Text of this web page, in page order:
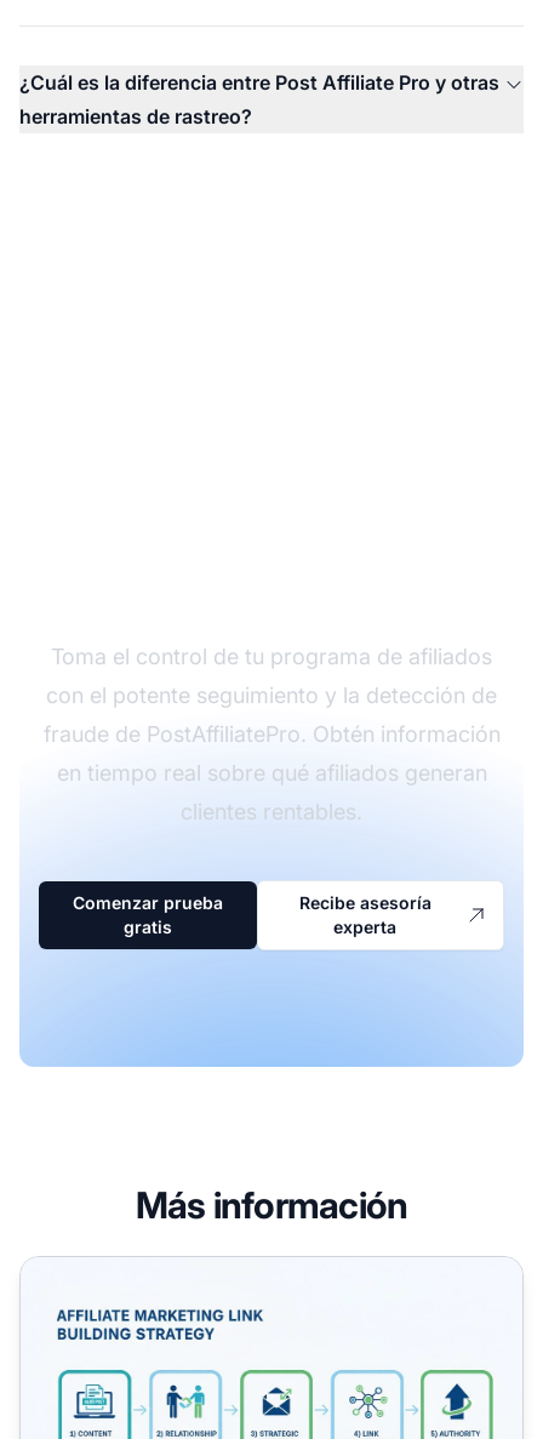
¿Cuál es la diferencia entre Post Affiliate Pro y otras
herramientas de rastreo?
Toma el control de tu programa de afiliados
con el potente seguimiento y la detección de
fraude de PostAffiliatePro. Obtén información
en tiempo real sobre qué afiliados generan
clientes rentables.
Comenzar prueba
gratis
Recibe asesoría
experta
Más información
Cómo rastrear enlaces de afiliados de manera efectiva: